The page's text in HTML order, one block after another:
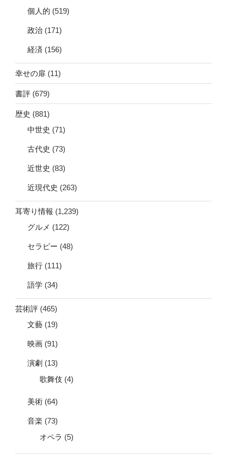
個人的 (519)
政治 (171)
経済 (156)
幸せの扉 (11)
書評 (679)
歴史 (881)
中世史 (71)
古代史 (73)
近世史 (83)
近現代史 (263)
耳寄り情報 (1,239)
グルメ (122)
セラピー (48)
旅行 (111)
語学 (34)
芸術評 (465)
文藝 (19)
映画 (91)
演劇 (13)
歌舞伎 (4)
美術 (64)
音楽 (73)
オペラ (5)